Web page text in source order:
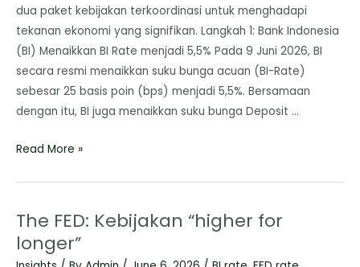
dua paket kebijakan terkoordinasi untuk menghadapi
tekanan ekonomi yang signifikan. Langkah 1: Bank Indonesia
(BI) Menaikkan BI Rate menjadi 5,5% Pada 9 Juni 2026, BI
secara resmi menaikkan suku bunga acuan (BI-Rate)
sebesar 25 basis poin (bps) menjadi 5,5%. Bersamaan
dengan itu, BI juga menaikkan suku bunga Deposit …
Read More »
The FED: Kebijakan “higher for
longer”